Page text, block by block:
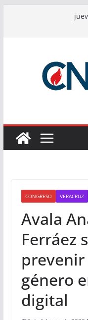
CONGRESO VERACRUZ
Avala
Ferráez
género
digital